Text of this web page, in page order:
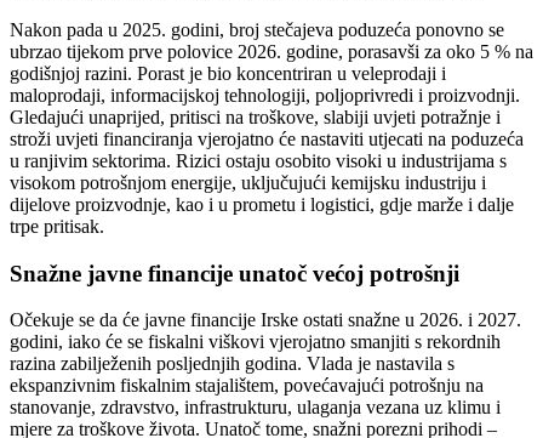
Nakon pada u 2025. godini, broj stečajeva poduzeća ponovno se
ubrzao tijekom prve polovice 2026. godine, porasavši za oko 5 % na
godišnjoj razini. Porast je bio koncentriran u veleprodaji i
maloprodaji, informacijskoj tehnologiji, poljoprivredi i proizvodnji.
Gledajući unaprijed, pritisci na troškove, slabiji uvjeti potražnje i
stroži uvjeti financiranja vjerojatno će nastaviti utjecati na poduzeća
u ranjivim sektorima. Rizici ostaju osobito visoki u industrijama s
visokom potrošnjom energije, uključujući kemijsku industriju i
dijelove proizvodnje, kao i u prometu i logistici, gdje marže i dalje
trpe pritisak.
Snažne javne financije unatoč većoj potrošnji
Očekuje se da će javne financije Irske ostati snažne u 2026. i 2027.
godini, iako će se fiskalni viškovi vjerojatno smanjiti s rekordnih
razina zabilježenih posljednjih godina. Vlada je nastavila s
ekspanzivnim fiskalnim stajalištem, povećavajući potrošnju na
stanovanje, zdravstvo, infrastrukturu, ulaganja vezana uz klimu i
mjere za troškove života. Unatoč tome, snažni porezni prihodi –